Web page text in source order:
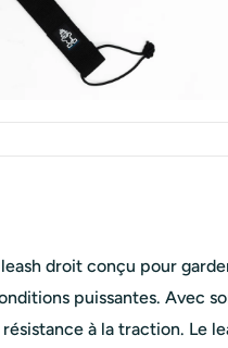
droit conçu pour
puissantes. Avec
à la traction. Le